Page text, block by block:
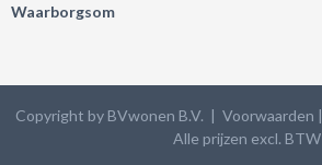
Waarborgsom
Copyright by BVwonen B.V. | Voorwaarden |
Alle prijzen excl. BTW